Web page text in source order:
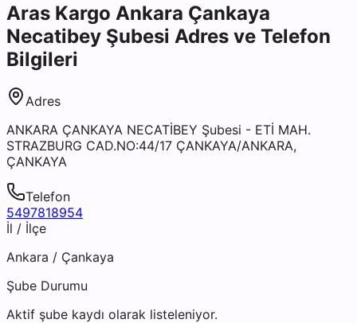
Aras Kargo Ankara Çankaya
Necatibey Şubesi Adres ve Telefon
Bilgileri
Adres
ANKARA ÇANKAYA NECATİBEY Şubesi - ETİ MAH.
STRAZBURG CAD.NO:44/17 ÇANKAYA/ANKARA,
ÇANKAYA
Telefon
5497818954
İl / İlçe
Ankara / Çankaya
Şube Durumu
Aktif şube kaydı olarak listeleniyor.